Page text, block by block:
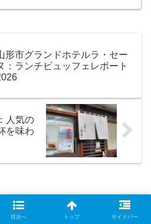
。 亞呉屋TEL 023-622-8088住所
形市グランドホテルラ・セー
：ランチビュッフェレポート
人気の
を味わ
目次へ トップ サイドバー